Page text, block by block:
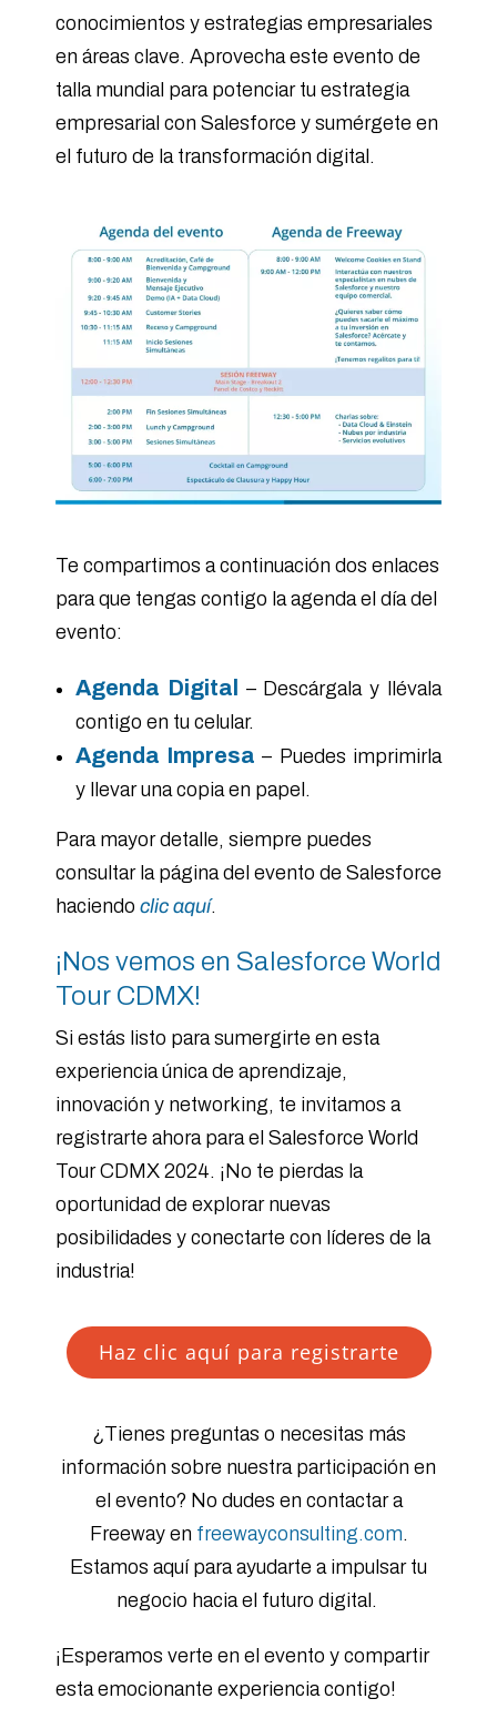
conocimientos y estrategias empresariales
en áreas clave. Aprovecha este evento de
talla mundial para potenciar tu estrategia
empresarial con Salesforce y sumérgete en
el futuro de la transformación digital.
Te compartimos a continuación dos enlaces
para que tengas contigo la agenda el día del
evento:
Agenda Digital
– Descárgala y llévala
contigo en tu celular.
Agenda Impresa – Puedes imprimirla
y llevar una copia en papel.
Para mayor detalle, siempre puedes
consultar la página del evento de Salesforce
haciendo clic aquí.
¡Nos vemos en Salesforce World
Tour CDMX!
Si estás listo para sumergirte en esta
experiencia única de aprendizaje,
innovación y networking, te invitamos a
registrarte ahora para el Salesforce World
Tour CDMX 2024. ¡No te pierdas la
oportunidad de explorar nuevas
posibilidades y conectarte con líderes de la
industria!
Haz clic aquí para registrarte
¿Tienes preguntas o necesitas más
información sobre nuestra participación en
el evento? No dudes en contactar a
Freeway en freewayconsulting.com.
Estamos aquí para ayudarte a impulsar tu
negocio hacia el futuro digital.
¡Esperamos verte en el evento y compartir
esta emocionante experiencia contigo!